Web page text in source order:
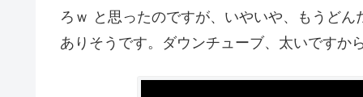
ろｗ と思ったのですが、いやいや、もうど
ありそうです。ダウンチューブ、太いですか